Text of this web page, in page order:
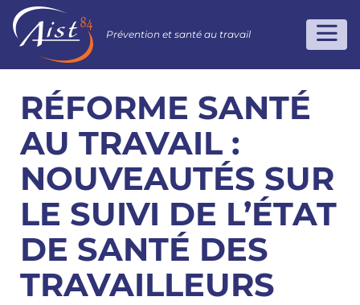
Prévention et santé au travail
RÉFORME SANTÉ
AU TRAVAIL :
NOUVEAUTÉS SUR
LE SUIVI DE L’ÉTAT
DE SANTÉ DES
TRAVAILLEURS